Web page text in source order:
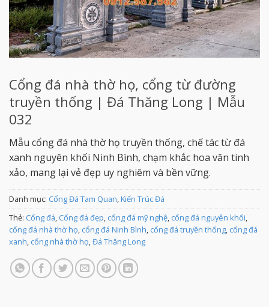
Cổng đá nhà thờ họ, cổng từ đường
truyền thống | Đá Thăng Long | Mẫu
032
Mẫu cổng đá nhà thờ họ truyền thống, chế tác từ đá
xanh nguyên khối Ninh Bình, chạm khắc hoa văn tinh
xảo, mang lại vẻ đẹp uy nghiêm và bền vững.
Danh mục: Cổng Đá Tam Quan,Kiến Trúc Đá
Thẻ: Cổng đá, Cổng đá đẹp, cổng đá mỹ nghệ, cổng đá nguyên khối,
cổng đá nhà thờ họ, cổng đá Ninh Bình, cổng đá truyền thống, cổng đá
xanh, cổng nhà thờ họ,Đá Thăng Long